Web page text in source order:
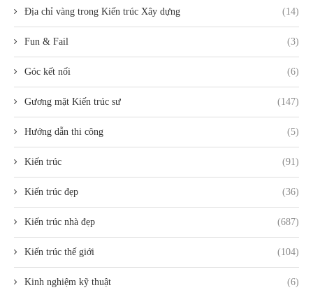
Địa chỉ vàng trong Kiến trúc Xây dựng (14)
Fun & Fail (3)
Góc kết nối (6)
Gương mặt Kiến trúc sư (147)
Hướng dẫn thi công (5)
Kiến trúc (91)
Kiến trúc đẹp (36)
Kiến trúc nhà đẹp (687)
Kiến trúc thế giới (104)
Kinh nghiệm kỹ thuật (6)